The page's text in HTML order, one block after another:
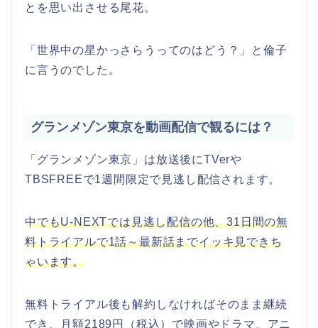
とを思い出させる尾花。
「世界中の星かっさらうってのはどう？」と倫子
に言うのでした。
グランメゾン東京を動画配信で観るには？
「グランメゾン東京」は放送後にTVerや
TBSFREEで1週間限定で見逃し配信されます。
中でもU-NEXTでは見逃し配信の他、31日間の無
料トライアルで1話～最新話までイッキ見できち
ゃいます。
無料トライアル後も解約しなければそのまま継続
でき、月額2189円（税込）で映画やドラマ、アニ